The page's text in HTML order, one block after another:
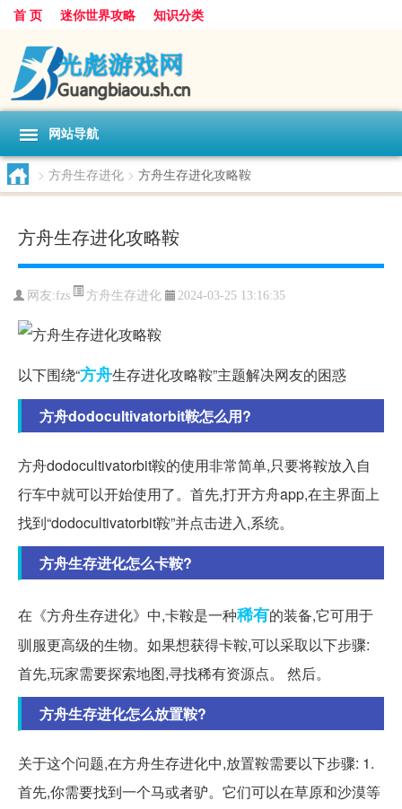
首 页 迷你世界攻略 知识分类
网站导航
> 方舟生存进化 > 方舟生存进化攻略鞍
方舟生存进化攻略鞍
网友:fzs 方舟生存进化 2024-03-25 13:16:35
以下围绕“方舟生存进化攻略鞍”主题解决网友的困惑
方舟dodocultivatorbit鞍怎么用?
方舟dodocultivatorbit鞍的使用非常简单,只要将鞍放入自
行车中就可以开始使用了。首先,打开方舟app,在主界面上
找到“dodocultivatorbit鞍”并点击进入,系统。
方舟生存进化怎么卡鞍?
在《方舟生存进化》中,卡鞍是一种稀有的装备,它可用于
驯服更高级的生物。如果想获得卡鞍,可以采取以下步骤:
首先,玩家需要探索地图,寻找稀有资源点。 然后。
方舟生存进化怎么放置鞍?
关于这个问题,在方舟生存进化中,放置鞍需要以下步骤: 1.
首先,你需要找到一个马或者驴。它们可以在草原和沙漠等